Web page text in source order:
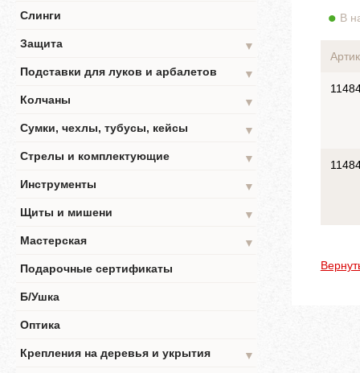
Слинги
Защита
▼
Подставки для луков и арбалетов
▼
Колчаны
▼
Сумки, чехлы, тубусы, кейсы
▼
Стрелы и комплектующие
▼
Инструменты
▼
Щиты и мишени
▼
Мастерская
▼
Подарочные сертификаты
Б/Ушка
Оптика
Крепления на деревья и укрытия
▼
В